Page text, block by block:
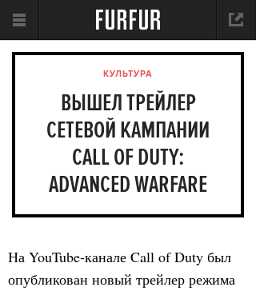
КУЛЬТУРА
ВЫШЕЛ ТРЕЙЛЕР
СЕТЕВОЙ КАМПАНИИ
CALL OF DUTY:
ADVANCED WARFARE
На YouTube-канале Call of Duty был
опубликован новый трейлер режима